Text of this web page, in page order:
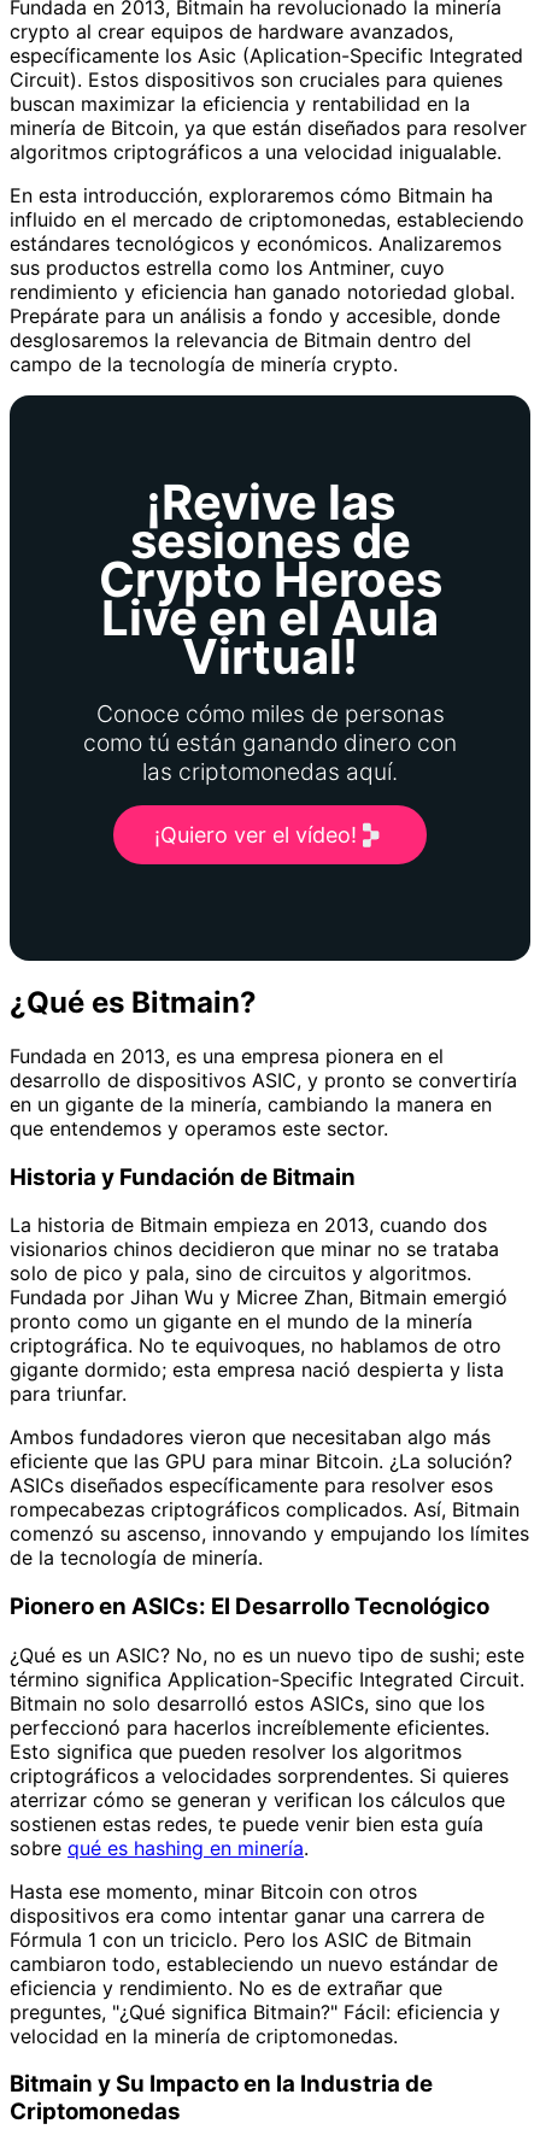
Fundada en 2013, Bitmain ha revolucionado la minería
crypto al crear equipos de hardware avanzados,
específicamente los Asic (Aplication-Specific Integrated
Circuit). Estos dispositivos son cruciales para quienes
buscan maximizar la eficiencia y rentabilidad en la
minería de Bitcoin, ya que están diseñados para resolver
algoritmos criptográficos a una velocidad inigualable.
En esta introducción, exploraremos cómo Bitmain ha
influido en el mercado de criptomonedas, estableciendo
estándares tecnológicos y económicos. Analizaremos
sus productos estrella como los Antminer, cuyo
rendimiento y eficiencia han ganado notoriedad global.
Prepárate para un análisis a fondo y accesible, donde
desglosaremos la relevancia de Bitmain dentro del
campo de la tecnología de minería crypto.
¡Revive las
sesiones de
Crypto Heroes
Live en el Aula
Virtual!
Conoce cómo miles de personas
como tú están ganando dinero con
las criptomonedas aquí.
¡Quiero ver el vídeo!
¿Qué es Bitmain?
Fundada en 2013, es una empresa pionera en el
desarrollo de dispositivos ASIC, y pronto se convertiría
en un gigante de la minería, cambiando la manera en
que entendemos y operamos este sector.
Historia y Fundación de Bitmain
La historia de Bitmain empieza en 2013, cuando dos
visionarios chinos decidieron que minar no se trataba
solo de pico y pala, sino de circuitos y algoritmos.
Fundada por Jihan Wu y Micree Zhan, Bitmain emergió
pronto como un gigante en el mundo de la minería
criptográfica. No te equivoques, no hablamos de otro
gigante dormido; esta empresa nació despierta y lista
para triunfar.
Ambos fundadores vieron que necesitaban algo más
eficiente que las GPU para minar Bitcoin. ¿La solución?
ASICs diseñados específicamente para resolver esos
rompecabezas criptográficos complicados. Así, Bitmain
comenzó su ascenso, innovando y empujando los límites
de la tecnología de minería.
Pionero en ASICs: El Desarrollo Tecnológico
¿Qué es un ASIC? No, no es un nuevo tipo de sushi; este
término significa Application-Specific Integrated Circuit.
Bitmain no solo desarrolló estos ASICs, sino que los
perfeccionó para hacerlos increíblemente eficientes.
Esto significa que pueden resolver los algoritmos
criptográficos a velocidades sorprendentes. Si quieres
aterrizar cómo se generan y verifican los cálculos que
sostienen estas redes, te puede venir bien esta guía
sobre qué es hashing en minería.
Hasta ese momento, minar Bitcoin con otros
dispositivos era como intentar ganar una carrera de
Fórmula 1 con un triciclo. Pero los ASIC de Bitmain
cambiaron todo, estableciendo un nuevo estándar de
eficiencia y rendimiento. No es de extrañar que
preguntes, "¿Qué significa Bitmain?" Fácil: eficiencia y
velocidad en la minería de criptomonedas.
Bitmain y Su Impacto en la Industria de
Criptomonedas